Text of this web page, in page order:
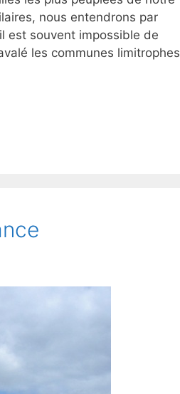
nous entendrons par
est souvent impossible de
les communes limitrophes